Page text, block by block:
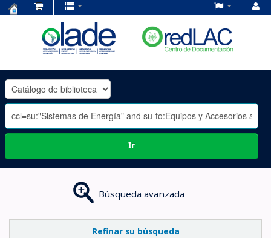
OLADE
-
Ir
Búsqueda avanzada
Refinar su búsqueda